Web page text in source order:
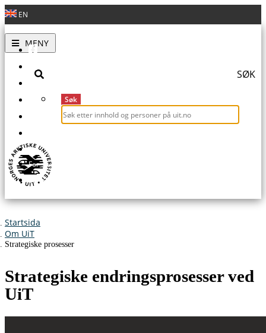
EN
AA
For studenter
For ansatte
MENY
Toggle
navigation
SØK
Søk
Startsida
Om UiT
Strategiske prosesser
Strategiske endringsprosesser ved
UiT
Universitetsstyret har, med utgangspunkt i